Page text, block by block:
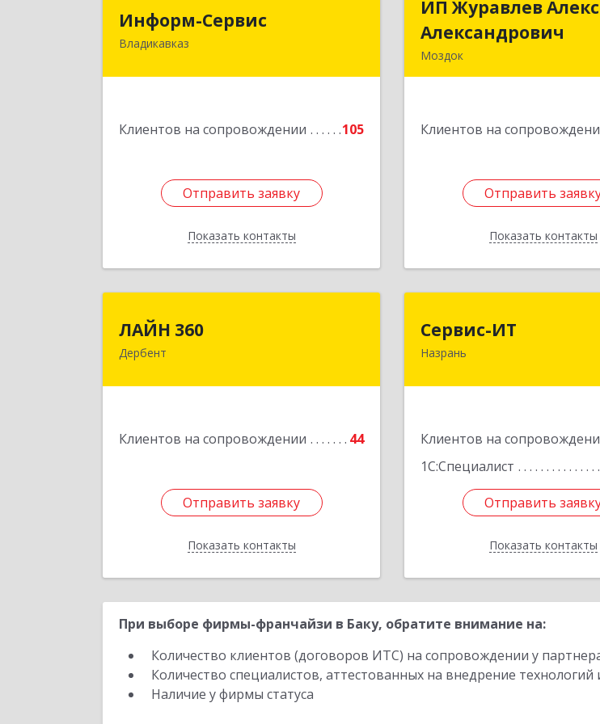
Информ-Сервис
Владикавказ
Клиентов на сопровождении 105
Отправить заявку
Показать контакты
362020, Северная Осетия - Алания
Подробнее
Отправить заявку
Назад
ИП Журавлев
Александрович
Моздок
Клиентов на
Отправить
Показать контакты
ИП Журавлев
Отправить
Назад
ЛАЙН 360
Дербент
Клиентов на сопровождении 44
Отправить заявку
Показать контакты
368600, Дагестан Респ, Дербент г,
Подробнее
Отправить заявку
Назад
Сервис-ИТ
Назрань
Клиентов на
1С:Специалист
Отправить
Показать контакты
386102, Ингушетия Респ,
Отправить
Назад
При выборе фирмы-франчайзи в Баку, обратите внимание на:
Количество клиентов (договоров ИТС) на сопровождении у
Количество специалистов, аттестованных на внедрение
Наличие у фирмы статуса